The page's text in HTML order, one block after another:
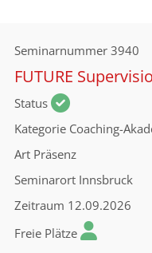
Seminarnummer 3940
FUTURE
Status
Kategorie Coaching-
Art Präsenz
Seminarort Innsbruck
Zeitraum 12.09.2026
Freie Plätze